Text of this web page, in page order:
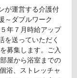
が運営する介護付
～ダブルワーク
年７月時給アップ
送っていただく
募集します。ご入
屋から浴室までの
浴、ストレッチャ